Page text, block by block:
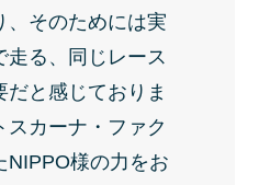
、そのためには実
走る、同じレース
だと感じておりま
スカーナ・ファク
NIPPO様の力をお